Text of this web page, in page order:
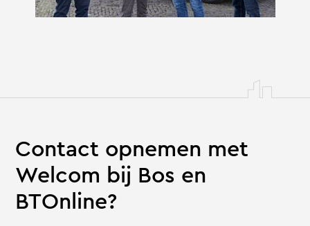
Contact opnemen met
Welcom bij Bos en
BTOnline?